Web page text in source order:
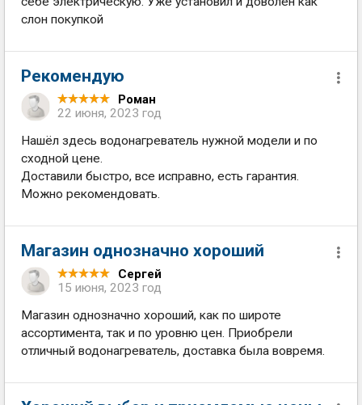
слон покупкой
Рекомендую
Роман
22 июня, 2023 год
Нашёл здесь водонагреватель нужной модели и по
сходной цене.
Доставили быстро, все исправно, есть гарантия.
Можно рекомендовать.
Магазин однозначно хороший
Сергей
15 июня, 2023 год
Магазин однозначно хороший, как по широте
ассортимента, так и по уровню цен. Приобрели
отличный водонагреватель, доставка была вовремя.